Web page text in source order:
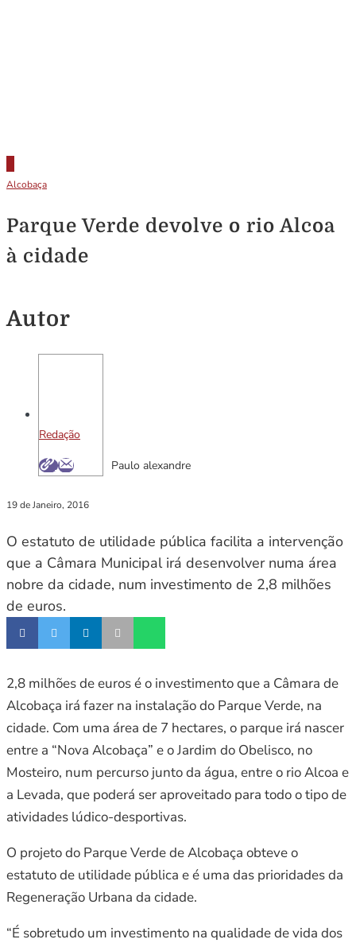
Alcobaça
Parque Verde devolve o rio Alcoa
à cidade
Autor
Redação
Paulo alexandre
19 de Janeiro, 2016
O estatuto de utilidade pública facilita a intervenção
que a Câmara Municipal irá desenvolver numa área
nobre da cidade, num investimento de 2,8 milhões
de euros.
2,8 milhões de euros é o investimento que a Câmara de
Alcobaça irá fazer na instalação do Parque Verde, na
cidade. Com uma área de 7 hectares, o parque irá nascer
entre a “Nova Alcobaça” e o Jardim do Obelisco, no
Mosteiro, num percurso junto da água, entre o rio Alcoa e
a Levada, que poderá ser aproveitado para todo o tipo de
atividades lúdico-desportivas.
O projeto do Parque Verde de Alcobaça obteve o
estatuto de utilidade pública e é uma das prioridades da
Regeneração Urbana da cidade.
“É sobretudo um investimento na qualidade de vida dos